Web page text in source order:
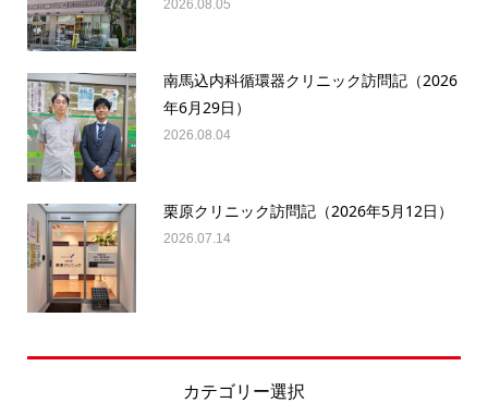
2026.08.05
南馬込内科循環器クリニック訪問記（2026
年6月29日）
2026.08.04
栗原クリニック訪問記（2026年5月12日）
2026.07.14
カテゴリー選択